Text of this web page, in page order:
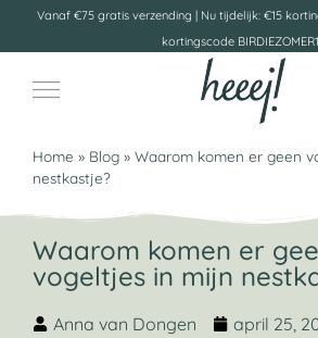
Vanaf €75 gratis verzending | Nu tijdelijk: €15
kortingscode
Home » Blog » Waarom komen er geen
nestkastje?
Waarom komen er
vogeltjes in mijn
Anna van Dongen april 25,